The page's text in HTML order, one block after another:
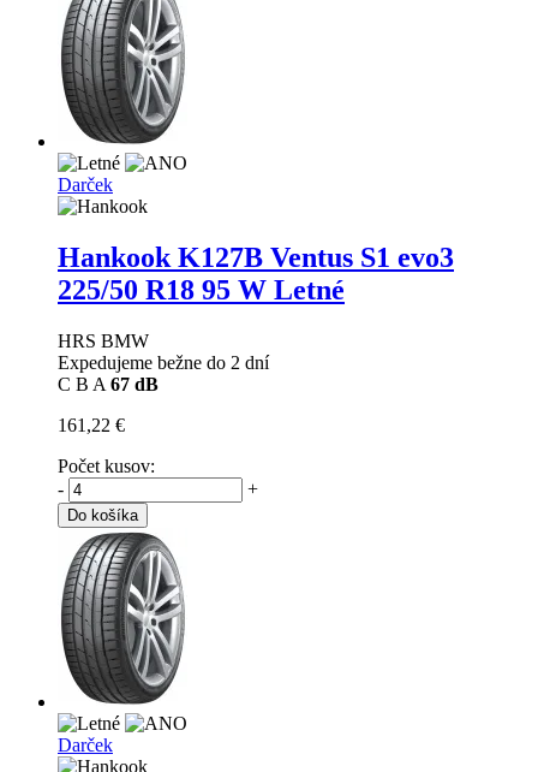
Darček
Hankook K127B Ventus S1 evo3
225/50 R18 95 W Letné
HRS BMW
Expedujeme bežne do 2 dní
C B A 67 dB
161,22 €
Počet kusov:
-
+
Do košíka
Darček